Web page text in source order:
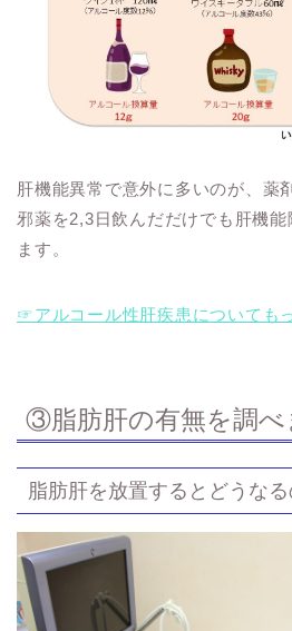
肝機能異常で意外に多いのが、薬
邪薬を2,3日飲んだだけでも肝機
ます。
☞アルコール性肝疾患についても
③脂肪肝の有無を調べ
脂肪肝を放置するとどうなる